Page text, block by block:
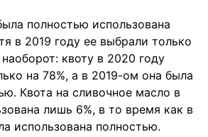
полностью использована
в 2019 году ее выбрали только
квоту в 2020 году
на 78%, а в 2019-ом она была
Квота на сливочное масло в
лишь 6%, в то время как в
использована полностью.